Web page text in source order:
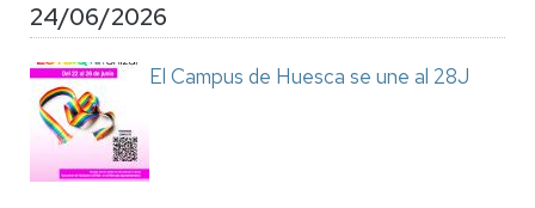
24/06/2026
El Campus de Huesca se une al 28J